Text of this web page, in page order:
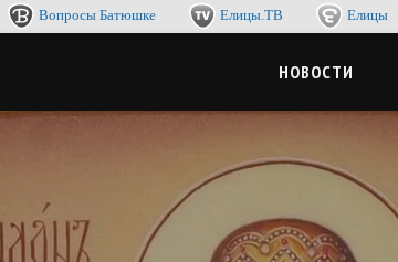
Вопросы Батюшке Елицы.ТВ Елицы
НОВОСТИ